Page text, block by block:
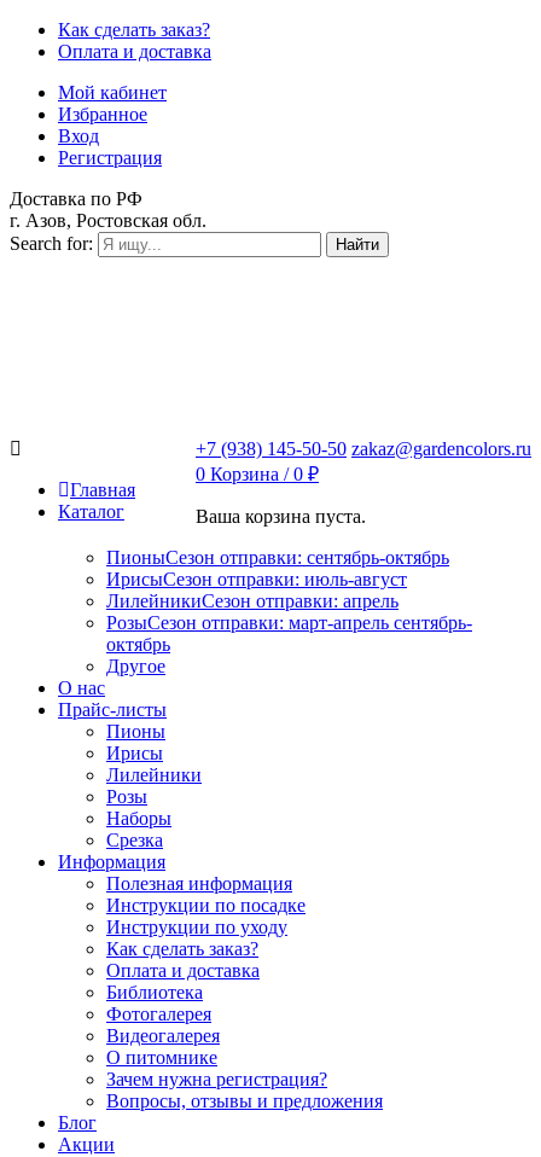
Как сделать заказ?
Оплата и доставка
Мой кабинет
Избранное
Вход
Регистрация
Доставка по РФ
г. Азов, Ростовская обл.
Search for:
Найти
+7 (938) 145-50-50 zakaz@gardencolors.ru
0 Корзина /0 ₽
Ваша корзина пуста.
Главная
Каталог
ПионыСезон отправки: сентябрь-октябрь
ИрисыСезон отправки: июль-август
ЛилейникиСезон отправки: апрель
РозыСезон отправки: март-апрель сентябрь-
октябрь
Другое
О нас
Прайс-листы
Пионы
Ирисы
Лилейники
Розы
Наборы
Срезка
Информация
Полезная информация
Инструкции по посадке
Инструкции по уходу
Как сделать заказ?
Оплата и доставка
Библиотека
Фотогалерея
Видеогалерея
О питомнике
Зачем нужна регистрация?
Вопросы, отзывы и предложения
Блог
Акции